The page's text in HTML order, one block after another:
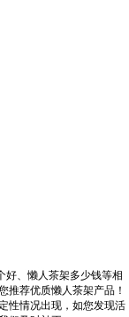
好、懒人茶架多少钱等相
推荐优质懒人茶架产品！
性情况出现，如您发现活